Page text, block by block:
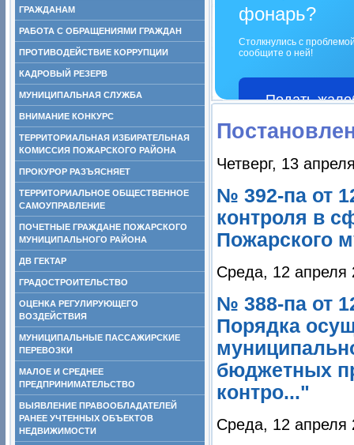
ГРАЖДАНАМ
РАБОТА С ОБРАЩЕНИЯМИ ГРАЖДАН
ПРОТИВОДЕЙСТВИЕ КОРРУПЦИИ
КАДРОВЫЙ РЕЗЕРВ
МУНИЦИПАЛЬНАЯ СЛУЖБА
ВНИМАНИЕ КОНКУРС
ТЕРРИТОРИАЛЬНАЯ ИЗБИРАТЕЛЬНАЯ
КОМИССИЯ ПОЖАРСКОГО РАЙОНА
ПРОКУРОР РАЗЪЯСНЯЕТ
ТЕРРИТОРИАЛЬНОЕ ОБЩЕСТВЕННОЕ
САМОУПРАВЛЕНИЕ
ПОЧЕТНЫЕ ГРАЖДАНЕ ПОЖАРСКОГО
МУНИЦИПАЛЬНОГО РАЙОНА
ДВ ГЕКТАР
ГРАДОСТРОИТЕЛЬСТВО
ОЦЕНКА РЕГУЛИРУЮЩЕГО
ВОЗДЕЙСТВИЯ
МУНИЦИПАЛЬНЫЕ ПАССАЖИРСКИЕ
ПЕРЕВОЗКИ
МАЛОЕ И СРЕДНЕЕ
ПРЕДПРИНИМАТЕЛЬСТВО
ВЫЯВЛЕНИЕ ПРАВООБЛАДАТЕЛЕЙ
РАНЕЕ УЧТЕННЫХ ОБЪЕКТОВ
НЕДВИЖИМОСТИ
фонарь?
Столкнулись с
сообщите о ней!
Подать
Четверг, 13
№ 392-па от
контроля в
Пожарского
Среда, 12 апреля
№ 388-па от
Порядка
бюджетных
контро..."
Среда, 12 апреля